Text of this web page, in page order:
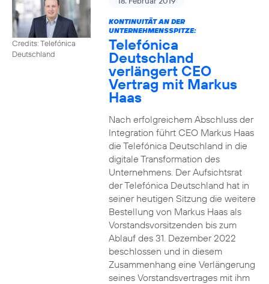
Credits: Telefónica
Deutschland
KONTINUITÄT AN DER
UNTERNEHMENSSPITZE:
Telefónica
Deutschland
verlängert CEO
Vertrag mit Markus
Haas
Nach erfolgreichem Abschluss der
Integration führt CEO Markus Haas
die Telefónica Deutschland in die
digitale Transformation des
Unternehmens. Der Aufsichtsrat
der Telefónica Deutschland hat in
seiner heutigen Sitzung die weitere
Bestellung von Markus Haas als
Vorstandsvorsitzenden bis zum
Ablauf des 31. Dezember 2022
beschlossen und in diesem
Zusammenhang eine Verlängerung
seines Vorstandsvertrages mit ihm